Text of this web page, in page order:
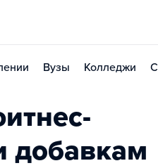
Вузы Колледжи
добавкам